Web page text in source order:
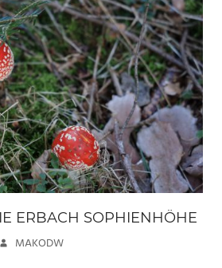
ERBACH SOPHIENHÖHE
MAKODW